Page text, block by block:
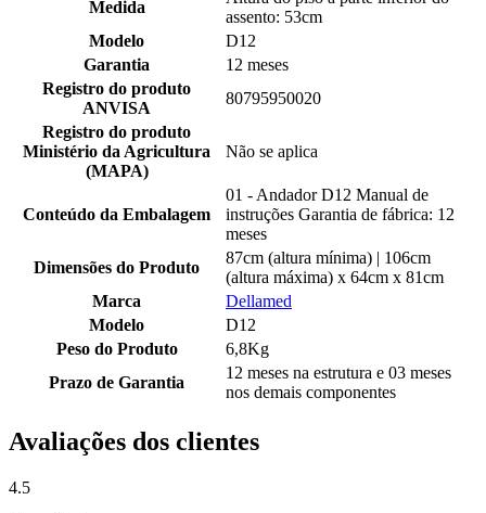
Medida
assento: 53cm
Modelo
D12
Garantia
12 meses
Registro do produto
ANVISA
80795950020
Registro do produto
Ministério da Agricultura
(MAPA)
Não se aplica
Conteúdo da Embalagem
01 - Andador D12 Manual de
instruções Garantia de fábrica: 12
meses
Dimensões do Produto
87cm (altura mínima) | 106cm
(altura máxima) x 64cm x 81cm
Marca
Dellamed
Modelo
D12
Peso do Produto
6,8Kg
Prazo de Garantia
12 meses na estrutura e 03 meses
nos demais componentes
Avaliações dos clientes
4.5